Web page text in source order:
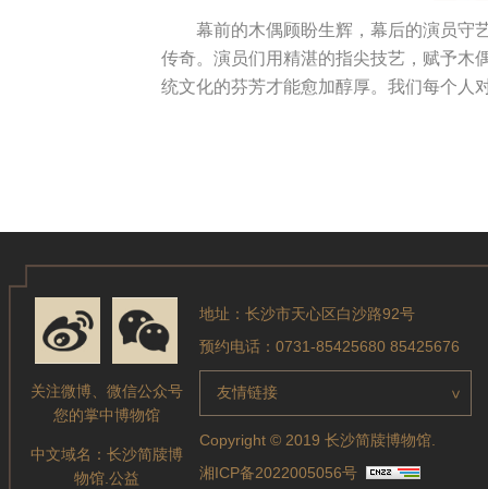
幕前的木偶顾盼生辉，幕后的演员守
传奇。演员们用精湛的指尖技艺，赋予木
统文化的芬芳才能愈加醇厚。我们每个人
关注微博、微信公众号
您的掌中博物馆
中文域名： 长沙简牍博
物馆.公益
地址：长沙市天心区白沙路92号
预约电话：0731-85425680 85425676
友情链接 >
Copyright © 2019 长沙简牍博物馆.
湘ICP备2022005056号